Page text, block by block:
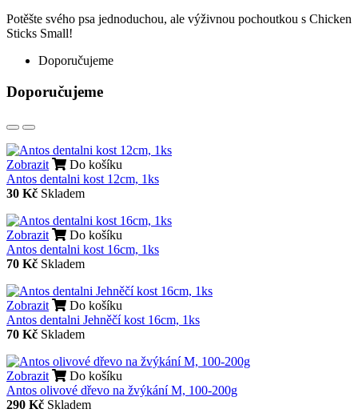
Potěšte svého psa jednoduchou, ale výživnou pochoutkou s Chicken
Sticks Small!
Doporučujeme
Doporučujeme
Zobrazit
Do košíku
Antos dentalni kost 12cm, 1ks
30 Kč Skladem
Zobrazit
Do košíku
Antos dentalni kost 16cm, 1ks
70 Kč Skladem
Zobrazit
Do košíku
Antos dentalni Jehněčí kost 16cm, 1ks
70 Kč Skladem
Zobrazit
Do košíku
Antos olivové dřevo na žvýkání M, 100-200g
290 Kč Skladem